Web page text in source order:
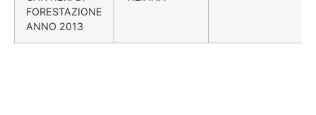
FORESTAZIONE
ANNO 2013